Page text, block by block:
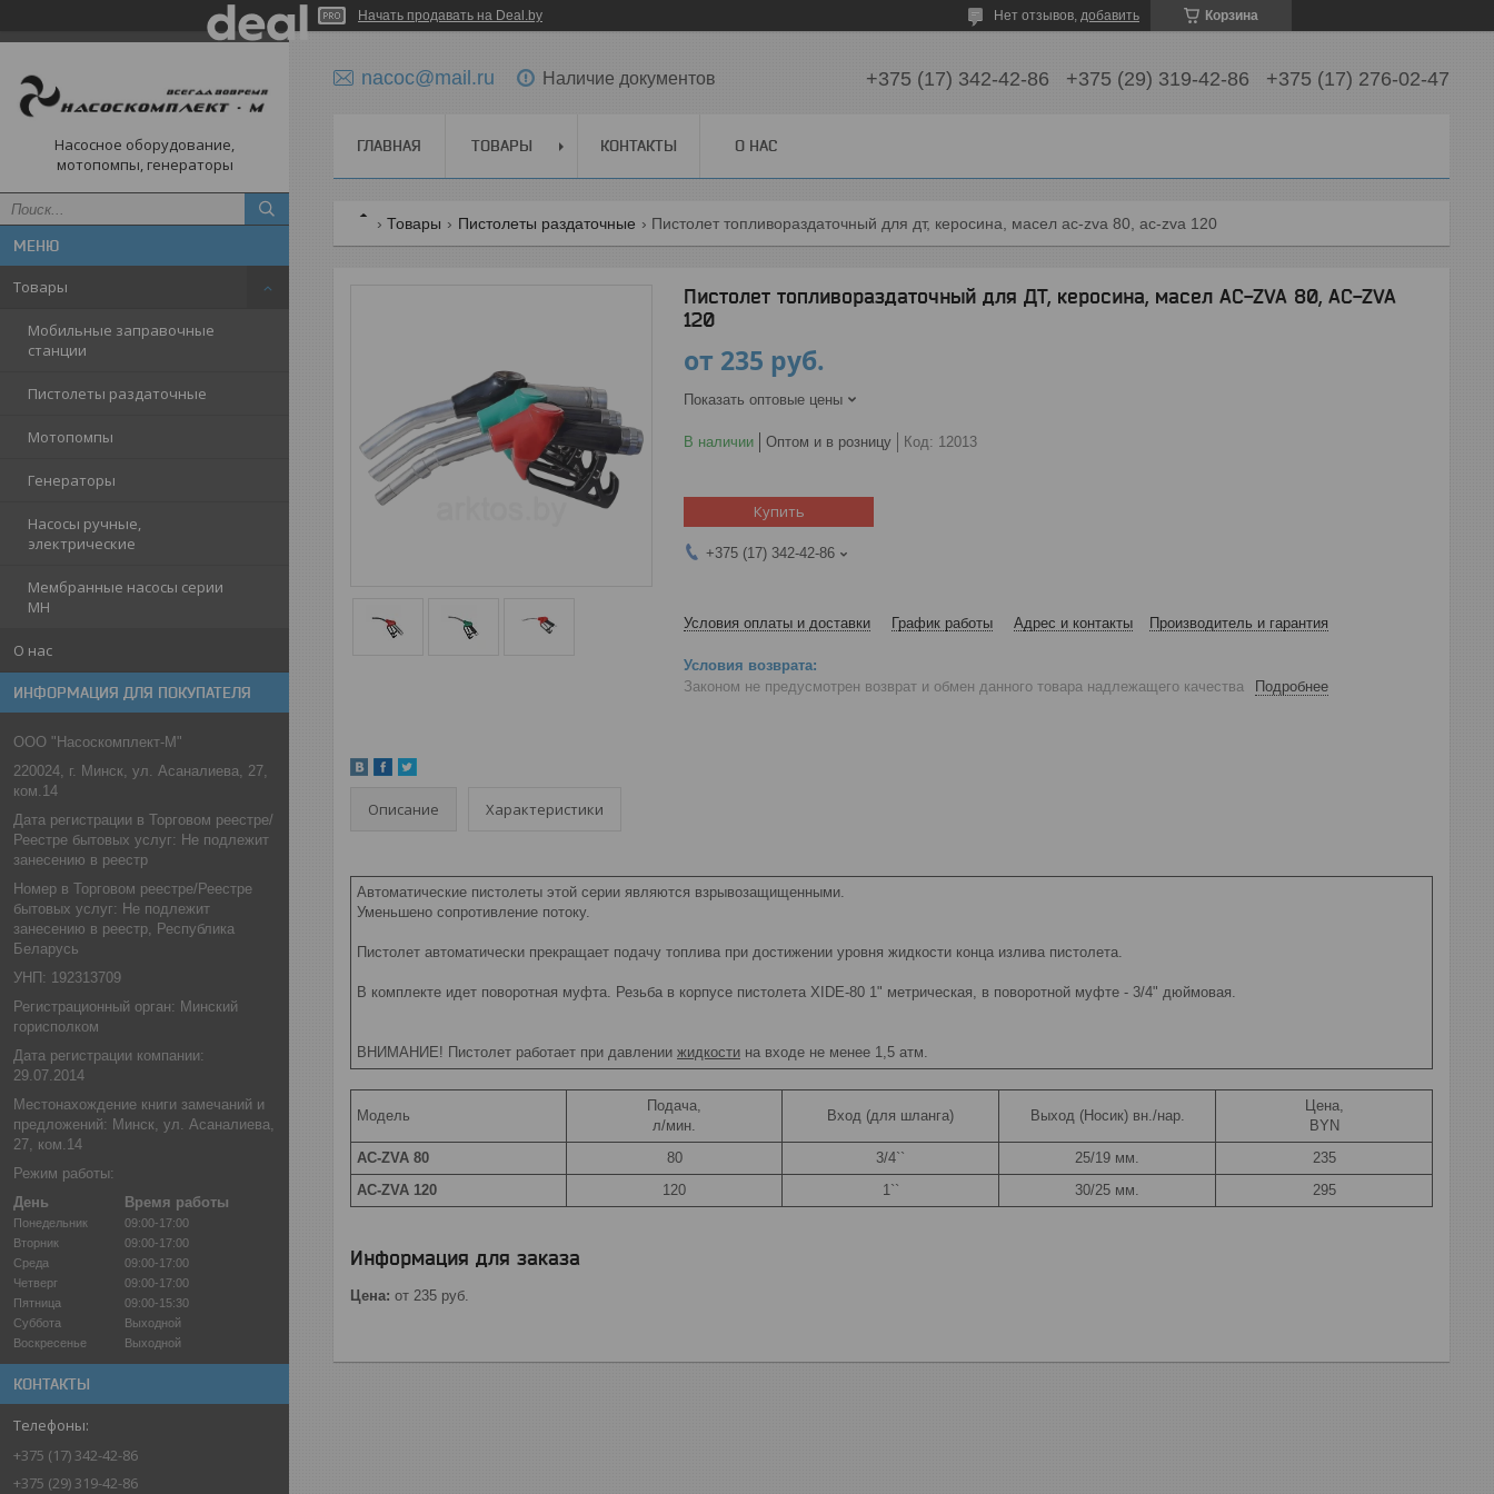
Начать продавать на Deal.by Корзина
Нет отзывов, добавить
Насосное оборудование,
мотопомпы, генераторы
Товары
Мобильные заправочные
станции
Пистолеты раздаточные
Мотопомпы
Генераторы
Насосы ручные,
электрические
Мембранные насосы серии
МН
О нас
ИНФОРМАЦИЯ ДЛЯ ПОКУПАТЕЛЯ
ООО "Насоскомплект-М"
220024, г. Минск, ул. Асаналиева, 27,
ком.14
Дата регистрации в Торговом реестре/
Реестре бытовых услуг: Не подлежит
занесению в реестр
Номер в Торговом реестре/Реестре
бытовых услуг: Не подлежит
занесению в реестр, Республика
Беларусь
УНП: 192313709
Регистрационный орган: Минский
горисполком
Дата регистрации компании:
29.07.2014
Местонахождение книги замечаний и
предложений: Минск, ул. Асаналиева,
27, ком.14
Режим работы:
День
Время работы
Понедельник
09:00-17:00
Вторник
09:00-17:00
Среда
09:00-17:00
Четверг
09:00-17:00
Пятница
09:00-15:30
Суббота
Выходной
Воскресенье
Выходной
КОНТАКТЫ
+375 (17) 342-42-86
+375 (29) 319-42-86
nacoc@mail.ru Наличие документов +375 (17) 342-42-86 +375 (29) 319-42-86 +375 (17) 276-02-47
ГЛАВНАЯ ТОВАРЫ КОНТАКТЫ О НАС
Товары Пистолеты раздаточные Пистолет топливораздаточный для дт, керосина, масел ac-zva 80, ac-zva 120
Пистолет топливораздаточный для ДТ, керосина, масел AC-ZVA 80, AC-ZVA
120
от 235 руб.
Показать оптовые цены
В наличии Оптом и в розницу Код: 12013
Купить
+375 (17) 342-42-86
Условия оплаты и доставки График работы Адрес и контакты Производитель и гарантия
Законом не предусмотрен возврат и обмен данного товара надлежащего качества Подробнее
Описание Характеристики
Автоматические пистолеты этой серии являются взрывозащищенными.
Уменьшено сопротивление потоку.
Пистолет автоматически прекращает подачу топлива при достижении уровня жидкости конца излива пистолета.
В комплекте идет поворотная муфта. Резьба в корпусе пистолета XIDE-80 1" метрическая, в поворотной муфте - 3/4" дюймовая.
ВНИМАНИЕ! Пистолет работает при давлении жидкости на входе не менее 1,5 атм.
Модель
Подача,
л/мин.
Вход (для шланга) Выход (Носик) вн./нар.
Цена,
BYN
AC-ZVA 80
80 3/4`` 25/19 мм.
235
AC-ZVA 120
120 1`` 30/25 мм. 295
Информация для заказа
Цена: от 235 руб.